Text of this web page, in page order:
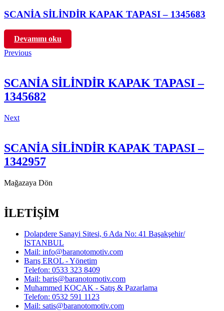
SCANİA SİLİNDİR KAPAK TAPASI – 1345683
Devamını oku
Previous
SCANİA SİLİNDİR KAPAK TAPASI –
1345682
Next
SCANİA SİLİNDİR KAPAK TAPASI –
1342957
Mağazaya Dön
İLETİŞİM
Dolapdere Sanayi Sitesi, 6 Ada No: 41 Başakşehir/
İSTANBUL
Mail: info@baranotomotiv.com
Barış EROL - Yönetim
Telefon: 0533 323 8409
Mail: baris@baranotomotiv.com
Muhammed KOÇAK - Satış & Pazarlama
Telefon: 0532 591 1123
Mail: satis@baranotomotiv.com